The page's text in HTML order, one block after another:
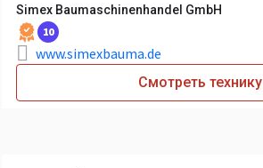
Simex Baumaschinenhandel GmbH
10
www.simexbauma.de
Смотреть технику